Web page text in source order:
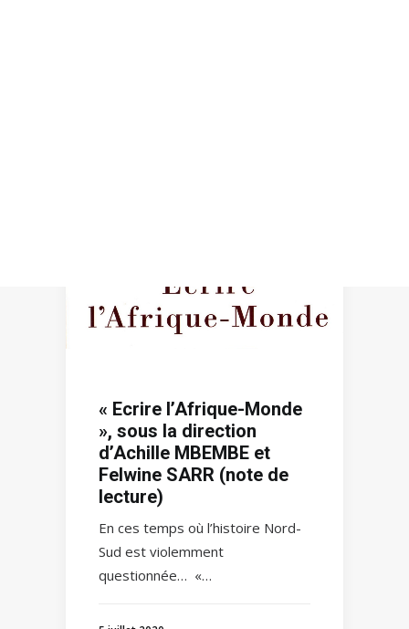
« Ecrire l’Afrique-Monde
», sous la direction
d’Achille MBEMBE et
Felwine SARR (note de
lecture)
En ces temps où l’histoire Nord-
Sud est violemment
questionnée… «…